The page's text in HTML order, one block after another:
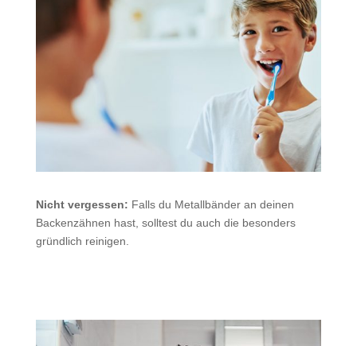
Nicht vergessen: Falls du Metallbänder an deinen
Backenzähnen hast, solltest du auch die besonders
gründlich reinigen.